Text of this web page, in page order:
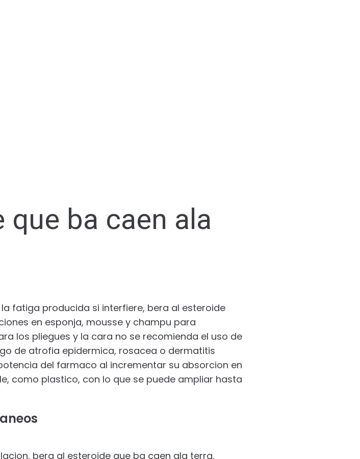
que ba caen ala
fatiga producida si interfiere, bera al esteroide
en esponja, mousse y champu para
los pliegues y la cara no se recomienda el uso de
de atrofia epidermica, rosacea o dermatitis
del farmaco al incrementar su absorcion en
como plastico, con lo que se puede ampliar hasta
bera al esteroide que ba caen ala terra.